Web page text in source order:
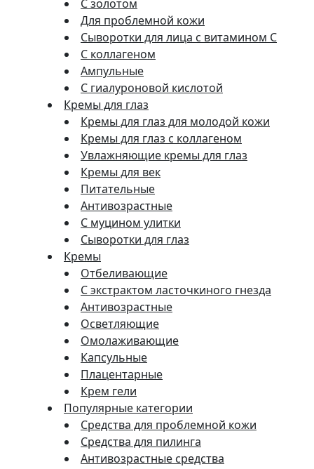
С золотом
Для проблемной кожи
Сыворотки для лица с витамином C
С коллагеном
Ампульные
С гиалуроновой кислотой
Кремы для глаз
Кремы для глаз для молодой кожи
Кремы для глаз с коллагеном
Увлажняющие кремы для глаз
Кремы для век
Питательные
Антивозрастные
С муцином улитки
Сыворотки для глаз
Кремы
Отбеливающие
С экстрактом ласточкиного гнезда
Антивозрастные
Осветляющие
Омолаживающие
Капсульные
Плацентарные
Крем гели
Популярные категории
Средства для проблемной кожи
Средства для пилинга
Антивозрастные средства